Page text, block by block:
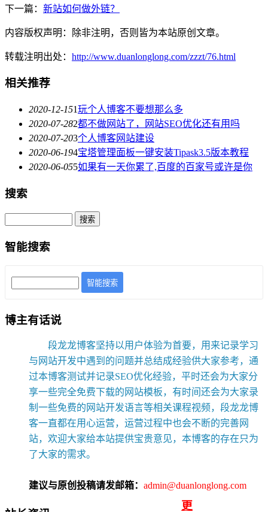
下一篇： 新站如何做外链？
内容版权声明：除非注明，否则皆为本站原创文章。
转载注明出处： http://www.duanlonglong.com/zzzt/76.html
相关推荐
2020-12-151玩个人博客不要想那么多
2020-07-282都不做网站了，网站SEO优化还有用吗
2020-07-203个人博客网站建设
2020-06-194宝塔管理面板一键安装Tipask3.5版本教程
2020-06-055如果有一天你累了,百度的百家号或许是你
搜索
智能搜索
智能搜索
博主有话说
段龙龙博客坚持以用户体验为首要，用来记录学习
与网站开发中遇到的问题并总结成经验供大家参考，通
过本博客测试并记录SEO优化经验，平时还会为大家分
享一些完全免费下载的网站模板，有时间还会为大家录
制一些免费的网站开发语言等相关课程视频，段龙龙博
客一直都在用心运营，运营过程中也会不断的完善网
站，欢迎大家给本站提供宝贵意见，本博客的存在只为
了大家的需求。
建议与原创投稿请发邮箱： admin@duanlonglong.com
更